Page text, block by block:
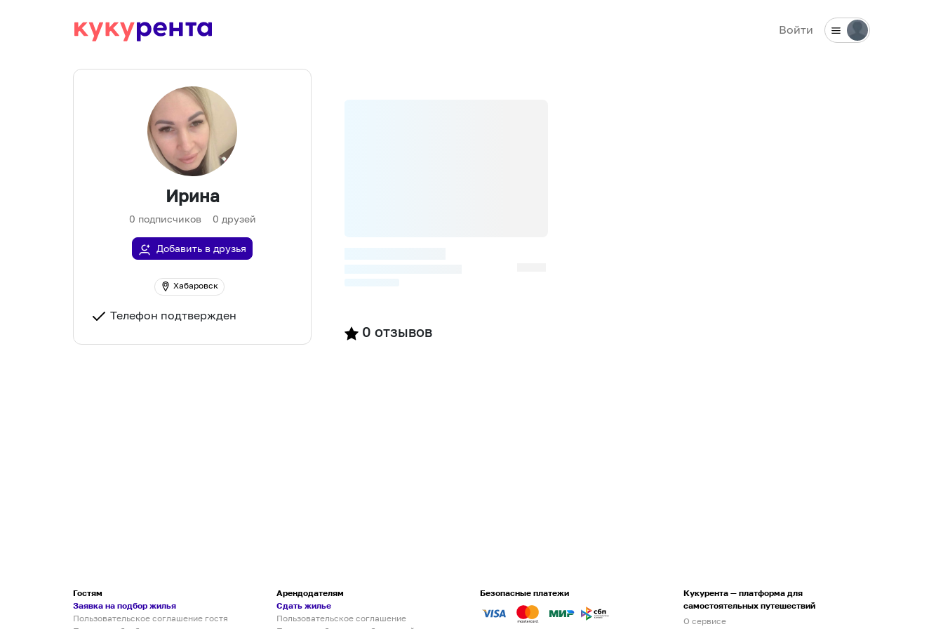
Войти
Ирина
0 подписчиков 0 друзей
Добавить в друзья
Хабаровск
Телефон подтвержден
0 отзывов
Гостям
Заявка на подбор жилья
Пользовательское соглашение гостя
Арендодателям
Сдать жилье
Пользовательское соглашение
Безопасные платежи
Кукурента — платформа для
самостоятельных путешествий
О сервисе